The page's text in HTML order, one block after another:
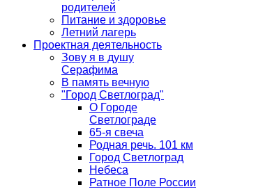
родителей
Питание и здоровье
Летний лагерь
Проектная деятельность
Зову я в душу
Серафима
В память вечную
"Город Светлоград"
О Городе
Светлограде
65-я свеча
Родная речь. 101 км
Город Светлоград
Небеса
Ратное Поле России